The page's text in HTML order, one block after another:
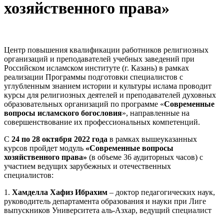
хозяйственного права»
Центр повышения квалификации работников религиозных
организаций и преподавателей учебных заведений при
Российском исламском институте (г. Казань) в рамках
реализации Программы подготовки специалистов с
углубленным знанием истории и культуры ислама проводит
курсы для религиозных деятелей и преподавателей духовных
образовательных организаций по программе «Современные
вопросы исламского богословия», направленные на
совершенствование их профессиональных компетенций.
С 24 по 28 октября 2022 года в рамках вышеуказанных
курсов пройдет модуль «Современные вопросы
хозяйственного права» (в объеме 36 аудиторных часов) с
участием ведущих зарубежных и отечественных
специалистов:
1. Хамделла Хафиз Ибрахим – доктор педагогических наук,
руководитель департамента образования и науки при Лиге
выпускников Университета аль-Азхар, ведущий специалист